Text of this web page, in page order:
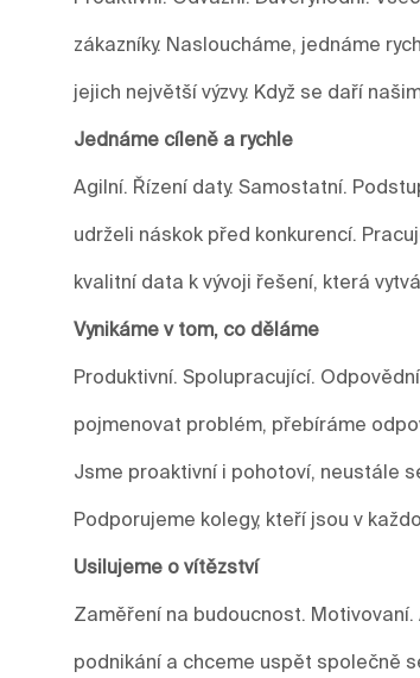
zákazníky. Nasloucháme, jednáme
jejich největší výzvy. Když se daří
Jednáme cíleně a rychle
Agilní. Řízení daty. Samostatní.
udrželi náskok před konkurencí.
kvalitní data k vývoji řešení, která
Vynikáme v tom, co děláme
Produktivní. Spolupracující.
pojmenovat problém, přebíráme
Jsme proaktivní i pohotoví, neustále
Podporujeme kolegy, kteří jsou v
Usilujeme o vítězství
Zaměření na budoucnost.
podnikání a chceme uspět společně